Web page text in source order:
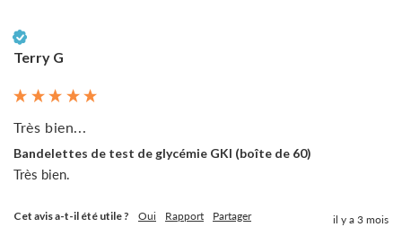
Terry G
Très bien...
Bandelettes de test de glycémie GKI (boîte de 60)
Très bien.
Cet avis a-t-il été utile ? Oui Rapport Partager il y a 3 mois